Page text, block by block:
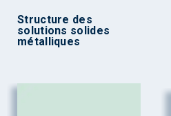
Structure des
solutions solides
métalliques